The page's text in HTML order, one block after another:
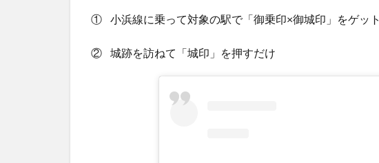
① 小浜線に乗って対象の駅で「御乗印×御城印」をゲット
② 城跡を訪ねて「城印」を押すだけ